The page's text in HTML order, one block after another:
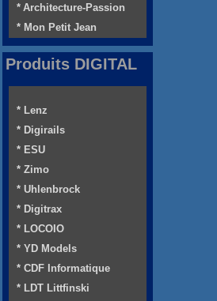
* Architecture-Passion
* Mon Petit Jean
Produits DIGITAL
* Lenz
* Digirails
* ESU
* Zimo
* Uhlenbrock
* Digitrax
* LOCOIO
* YD Models
* CDF Informatique
* LDT Littfinski